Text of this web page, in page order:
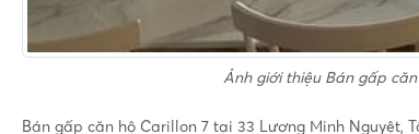
Ảnh giới thiệu Bán gấp
Bán gấp căn hộ Carillon 7 tại 33 Lương Minh Nguyệt,